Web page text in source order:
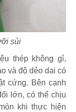
sủi
thép không gỉ,
và độ dẻo dai có
cứng. Bên cạnh
lớn, có thể chịu
khi thực hiện